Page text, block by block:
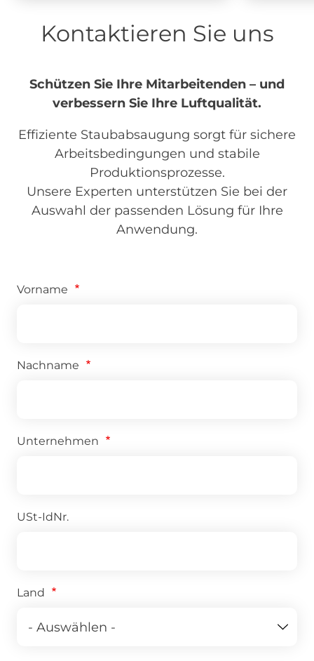
Kontaktieren Sie uns
Schützen Sie Ihre Mitarbeitenden – und
verbessern Sie Ihre Luftqualität.
Effiziente Staubabsaugung sorgt für sichere
Arbeitsbedingungen und stabile
Produktionsprozesse.
Unsere Experten unterstützen Sie bei der
Auswahl der passenden Lösung für Ihre
Anwendung.
Vorname
Nachname
Unternehmen
USt-IdNr.
Land